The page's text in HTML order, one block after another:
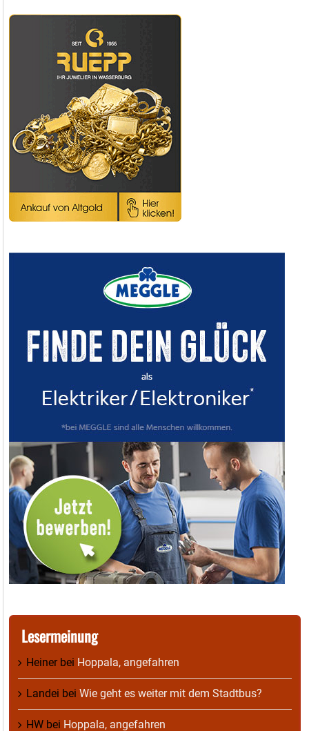
Lesermeinung
Heinerbei Hoppala, angefahren
Landei bei Wie geht es weiter mit dem Stadtbus?
HW bei Hoppala, angefahren